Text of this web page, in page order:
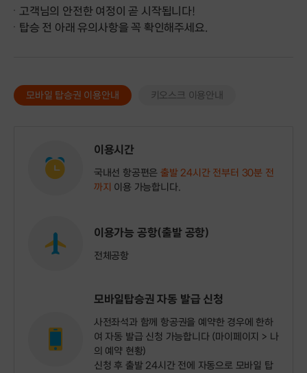
고객님의 안전한 여정이 곧 시작됩니다!
탑승 전 아래 유의사항을 꼭 확인해주세요.
모바일 탑승권 이용안내 키오스크 이용안내
이용시간
국내선 항공편은 출발 24시간 전부터 30분 전
까지 이용 가능합니다.
이용가능 공항(출발 공항)
전체공항
모바일탑승권 자동 발급 신청
사전좌석과 함께 항공권을 예약한 경우에 한하
여 자동 발급 신청 가능합니다 (마이페이지 > 나
의 예약 현황)
신청 후 출발 24시간 전에 자동으로 모바일 탑